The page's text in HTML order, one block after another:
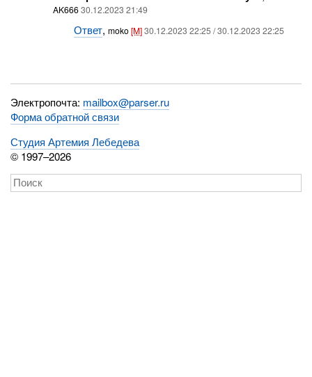
AK66630.12.2023 21:49
Ответ,moko[M]30.12.2023 22:25 / 30.12.2023 22:25
Электропочта: mailbox@parser.ru
Форма обратной связи
Студия Артемия Лебедева
© 1997–2026